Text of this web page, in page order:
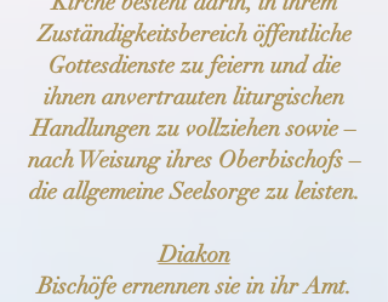
Zuständigkeitsbereich öffentliche
Gottesdienste zu feiern und die
ihnen anvertrauten liturgischen
Handlungen zu vollziehen sowie –
nach Weisung ihres Oberbischofs –
die allgemeine Seelsorge zu leisten.
Diakon
Bischöfe ernennen sie in ihr Amt.